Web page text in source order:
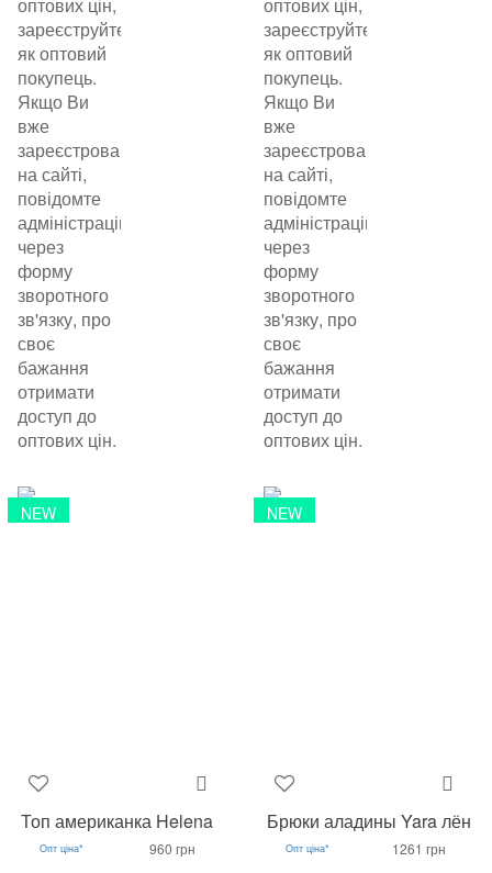
оптових цін,
зареєструйтеся
як оптовий
покупець.
Якщо Ви
вже
зареєстровані
на сайті,
повідомте
адміністрацію
через
форму
зворотного
зв'язку, про
своє
бажання
отримати
доступ до
оптових цін.
оптових цін,
зареєструйтеся
як оптовий
покупець.
Якщо Ви
вже
зареєстровані
на сайті,
повідомте
адміністрацію
через
форму
зворотного
зв'язку, про
своє
бажання
отримати
доступ до
оптових цін.
NEW
Топ американка Helena
Опт ціна* 960 грн
NEW
Брюки аладины Yara лён
Опт ціна* 1261 грн